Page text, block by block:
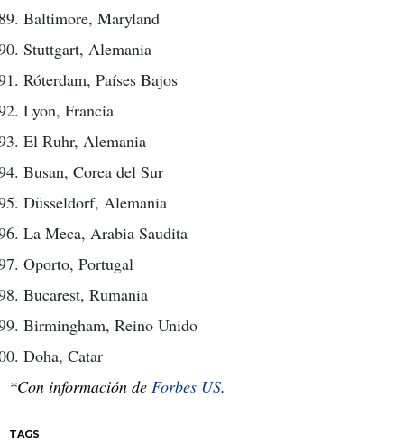
Baltimore, Maryland
Stuttgart, Alemania
Róterdam, Países Bajos
Lyon, Francia
El Ruhr, Alemania
Busan, Corea del Sur
Düsseldorf, Alemania
La Meca, Arabia Saudita
Oporto, Portugal
Bucarest, Rumania
Birmingham, Reino Unido
Doha, Catar
*Con información de Forbes US.
TAGS